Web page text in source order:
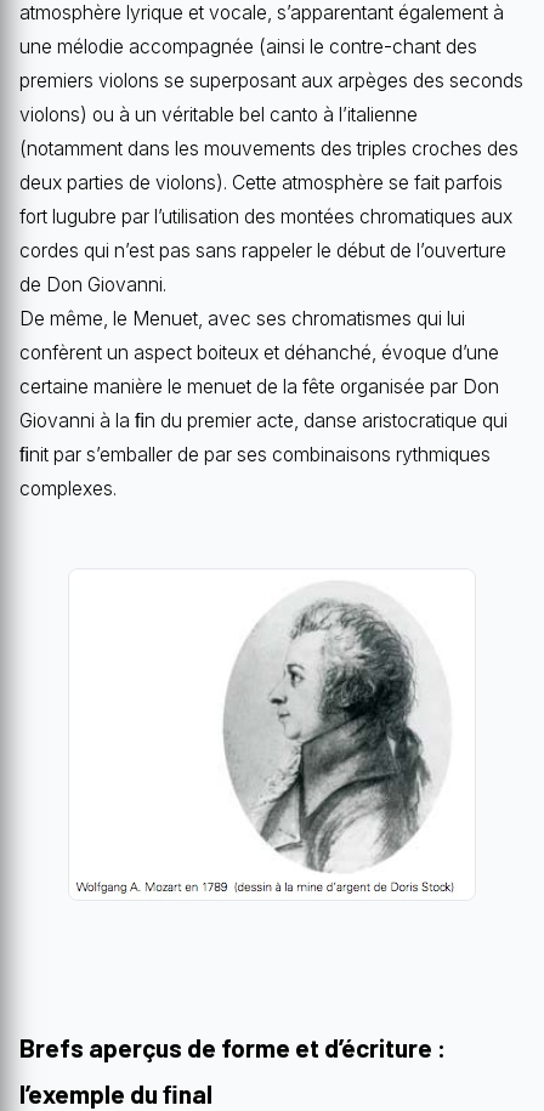
atmosphère lyrique et vocale, s’apparentant également à
une mélodie accompagnée (ainsi le contre-chant des
premiers violons se superposant aux arpèges des seconds
violons) ou à un véritable bel canto à l’italienne
(notamment dans les mouvements des triples croches des
deux parties de violons). Cette atmosphère se fait parfois
fort lugubre par l’utilisation des montées chromatiques aux
cordes qui n’est pas sans rappeler le début de l’ouverture
de Don Giovanni.
De même, le Menuet, avec ses chromatismes qui lui
confèrent un aspect boiteux et déhanché, évoque d’une
certaine manière le menuet de la fête organisée par Don
Giovanni à la ﬁn du premier acte, danse aristocratique qui
ﬁnit par s’emballer de par ses combinaisons rythmiques
complexes.
Brefs aperçus de forme et d’écriture :
l’exemple du ﬁnal